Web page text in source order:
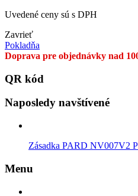
Uvedené ceny sú s DPH
Zavrieť
Pokladňa
Doprava pre objednávky nad
QR kód
Naposledy navštívené
Zásadka PARD NV007V2
Menu